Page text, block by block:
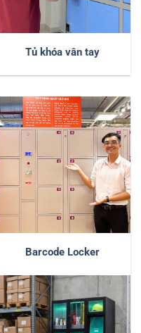
Tủ khóa vân tay
Barcode Locker